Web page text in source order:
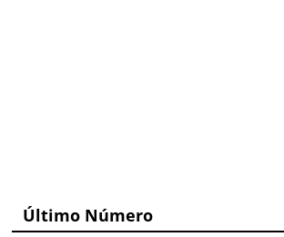
Último Número